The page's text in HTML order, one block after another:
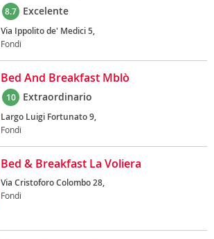
8.7 Excelente
Via Ippolito de' Medici 5,
Fondi
Bed And Breakfast Mblò
10 Extraordinario
Largo Luigi Fortunato 9,
Fondi
Bed & Breakfast La Voliera
Via Cristoforo Colombo 28,
Fondi